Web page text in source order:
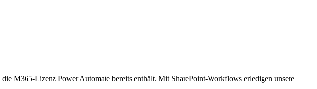
M365-Lizenz Power Automate bereits enthält. Mit SharePoint-Workflows erledigen unsere